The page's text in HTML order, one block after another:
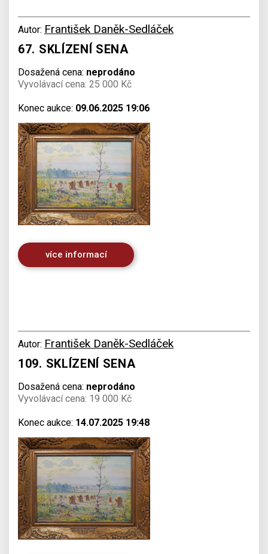
Autor: František Daněk-Sedláček
67. SKLÍZENÍ SENA
Dosažená cena: neprodáno
Vyvolávací cena: 25 000 Kč
Konec aukce: 09.06.2025 19:06
více informací
Autor: František Daněk-Sedláček
109. SKLÍZENÍ SENA
Dosažená cena: neprodáno
Vyvolávací cena: 19 000 Kč
Konec aukce: 14.07.2025 19:48